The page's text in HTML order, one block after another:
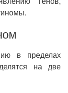
в пределах
на две